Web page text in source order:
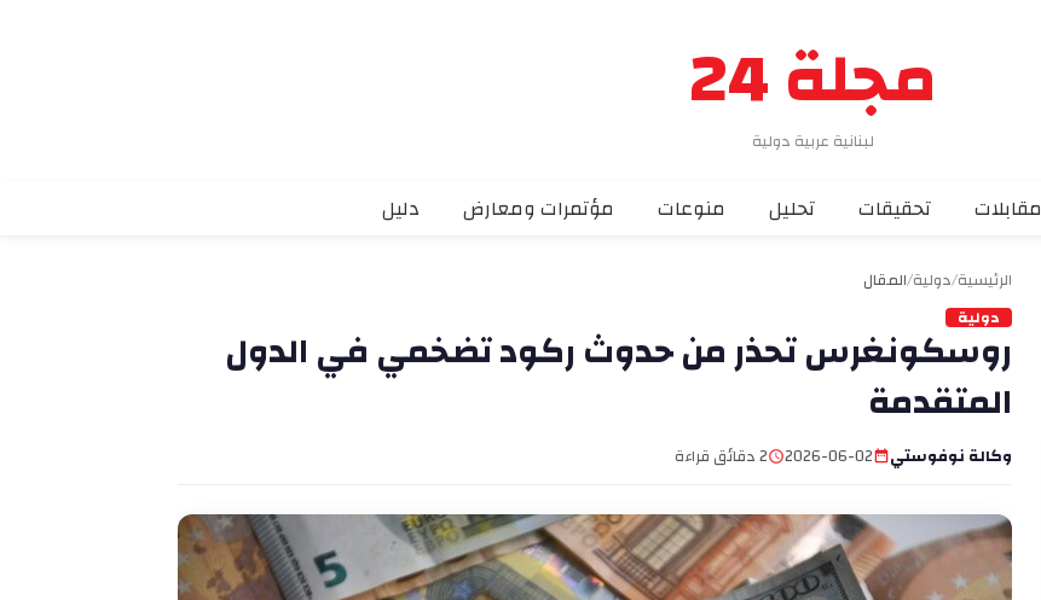
مجلة 24
لبنانية عربية دولية
مقابلات تحقيقات تحليل منوعات مؤتمرات ومعارض دليل
الرئيسية/دولية/المقال
دولية
روسكونغرس تحذر من حدوث ركود تضخمي في الدول
المتقدمة
وكالة نوفوستي 2026-06-02 2 دقائق قراءة